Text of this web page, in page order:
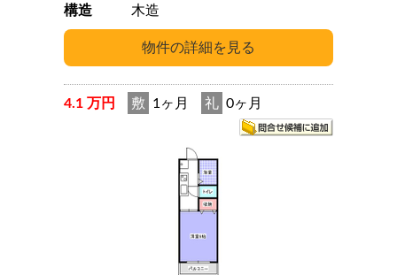
構造
木造
4.1 万円 敷 1ヶ月 礼 0ヶ月